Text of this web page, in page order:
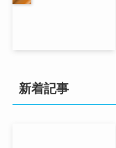
新着記事